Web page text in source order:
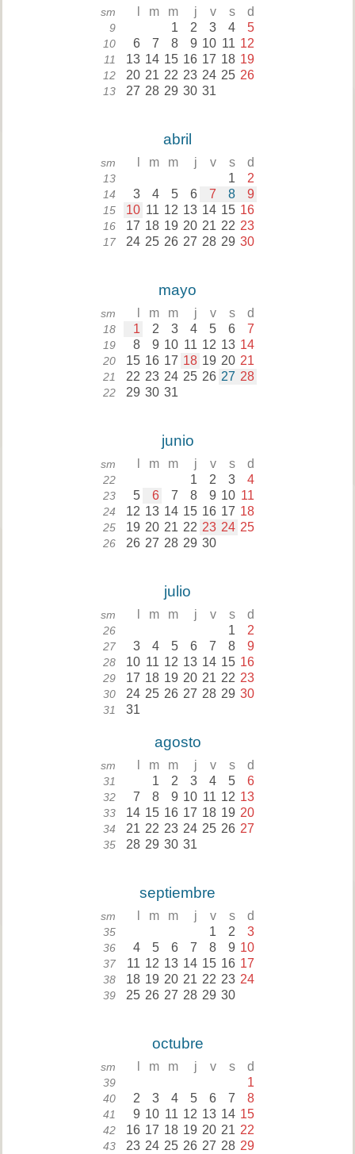
sm m m j v s d
9 1 2 3 4 5
10 6 7 8 9 10 11 12
11 13 14 15 16 17 18 19
12 20 21 22 23 24 25 26
13 27 28 29 30 31
abril
sm m m j v s d
13 1 2
14 3 4 5 6 7 8 9
15 10 11 12 13 14 15 16
16 17 18 19 20 21 22 23
17 24 25 26 27 28 29 30
mayo
sm m m j v s d
18 1 2 3 4 5 6 7
19 8 9 10 11 12 13 14
20 15 16 17 18 19 20 21
21 22 23 24 25 26 27 28
22 29 30 31
junio
sm m m j v s d
22 1 2 3 4
23 5 6 7 8 9 10 11
24 12 13 14 15 16 17 18
25 19 20 21 22 23 24 25
26 26 27 28 29 30
julio
sm m m j v s d
26 1 2
27 3 4 5 6 7 8 9
28 10 11 12 13 14 15 16
29 17 18 19 20 21 22 23
30 24 25 26 27 28 29 30
31 31
agosto
sm m m j v s d
31 1 2 3 4 5 6
32 7 8 9 10 11 12 13
33 14 15 16 17 18 19 20
34 21 22 23 24 25 26 27
35 28 29 30 31
septiembre
sm m m j v s d
35 1 2 3
36 4 5 6 7 8 9 10
37 11 12 13 14 15 16 17
38 18 19 20 21 22 23 24
39 25 26 27 28 29 30
octubre
sm m m j v s d
39 1
40 2 3 4 5 6 7 8
41 9 10 11 12 13 14 15
42 16 17 18 19 20 21 22
43 23 24 25 26 27 28 29